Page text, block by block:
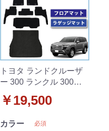
トヨタ ランドクルーザ
ー 300 ランクル 300系 7
ゲッジマット DXシリー
￥19,500
カラー 必須